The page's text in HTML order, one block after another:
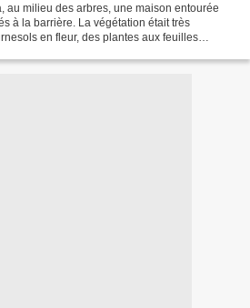
au milieu des arbres, une maison entourée
à la barrière. La végétation était très
en fleur, des plantes aux feuilles